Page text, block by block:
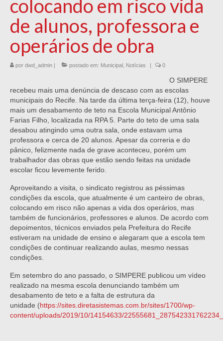
colocando em risco vida
de alunos, professora e
operários de obra
por dwd_admin | postado em: Municipal Notícias | 0
O SIMPERE
recebeu mais uma denúncia de descaso com as escolas
municipais do Recife. Na tarde da última terça-feira (12), houve
mais um desabamento de teto na Escola Municipal Antônio
Farias Filho, localizada na RPA 5. Parte do teto de uma sala
desabou atingindo uma outra sala, onde estavam uma
professora e cerca de 20 alunos. Apesar da correria e do
pânico, felizmente nada de grave aconteceu, porém um
trabalhador das obras que estão sendo feitas na unidade
escolar ficou levemente ferido.
Aproveitando a visita, o sindicato registrou as péssimas
condições da escola, que atualmente é um canteiro de obras,
colocando em risco não apenas a vida dos operários, mas
também de funcionários, professores e alunos. De acordo com
depoimentos, técnicos enviados pela Prefeitura do Recife
estiveram na unidade de ensino e alegaram que a escola tem
condições de continuar realizando aulas, mesmo nessas
condições.
Em setembro do ano passado, o SIMPERE publicou um vídeo
realizado na mesma escola denunciando também um
desabamento de teto e a falta de estrutura da
unidade (https://sites.diretasistemas.com.br/sites/1700/wp-
content/uploads/2019/10/14154633/